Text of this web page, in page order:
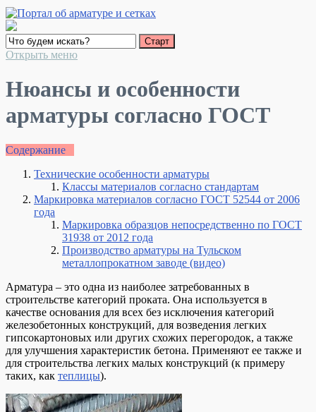
Открыть меню
Нюансы и особенности
арматуры согласно ГОСТ
Содержание
Технические особенности арматуры
Классы материалов согласно стандартам
Маркировка материалов согласно ГОСТ 52544 от 2006
года
Маркировка образцов непосредственно по ГОСТ
31938 от 2012 года
Производство арматуры на Тульском
металлопрокатном заводе (видео)
Арматура – это одна из наиболее затребованных в
строительстве категорий проката. Она используется в
качестве основания для всех без исключения категорий
железобетонных конструкций, для возведения легких
гипсокартоновых или других схожих перегородок, а также
для улучшения характеристик бетона. Применяют ее также и
для строительства легких малых конструкций (к примеру
таких, как теплицы).